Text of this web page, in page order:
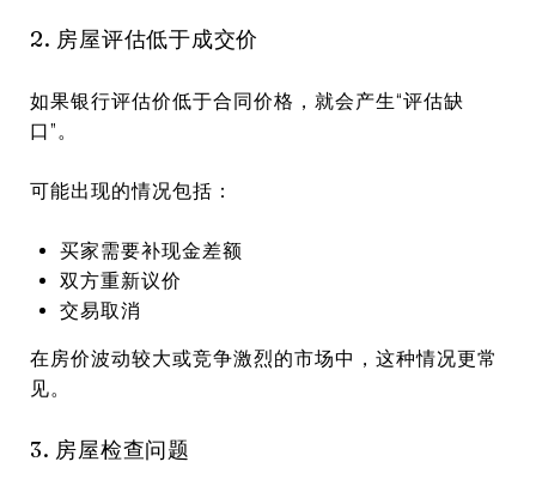
2. 房屋评估低于成交价
如果银行评估价低于合同价格，就会产生“评估缺
口”。
可能出现的情况包括：
买家需要补现金差额
双方重新议价
交易取消
在房价波动较大或竞争激烈的市场中，这种情况更常
见。
3. 房屋检查问题